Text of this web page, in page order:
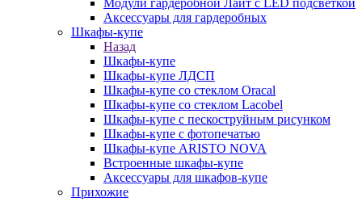
Модули гардеробной Лайт с LED подсветкой
Аксессуары для гардеробных
Шкафы-купе
Назад
Шкафы-купе
Шкафы-купе ЛДСП
Шкафы-купе со стеклом Oracal
Шкафы-купе со стеклом Lacobel
Шкафы-купе с пескоструйным рисунком
Шкафы-купе с фотопечатью
Шкафы-купе ARISTO NOVA
Встроенные шкафы-купе
Аксессуары для шкафов-купе
Прихожие